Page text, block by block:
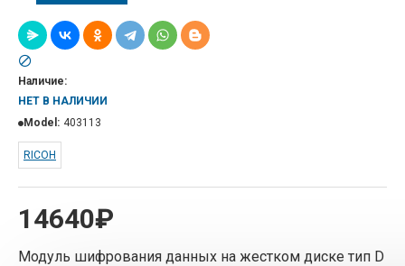
14640₽
Наличие:
НЕТ В НАЛИЧИИ
Model: 403113
RICOH
Модуль шифрования данных на жестком диске тип D